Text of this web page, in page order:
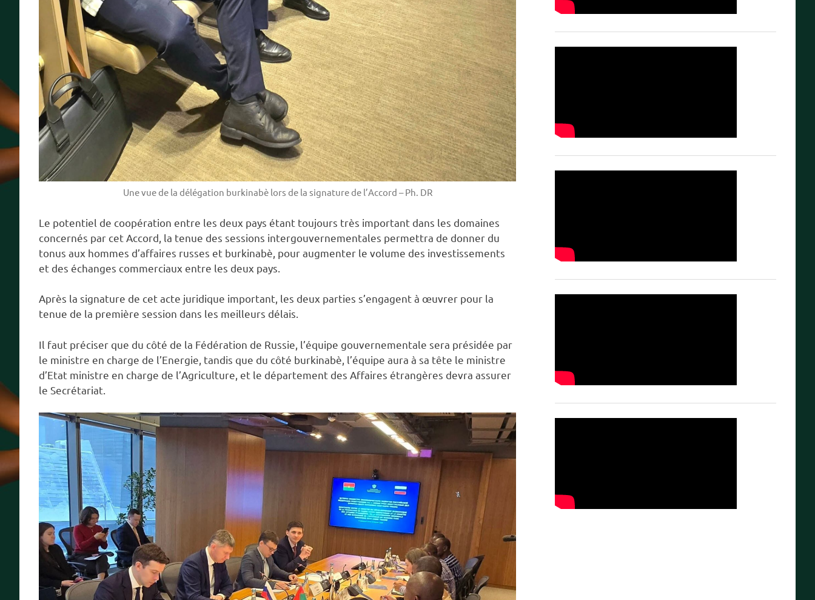
Une vue de la délégation burkinabè lors de la signature de l’Accord – Ph. DR
Le potentiel de coopération entre les deux pays étant toujours très important dans les domaines
concernés par cet Accord, la tenue des sessions intergouvernementales permettra de donner du
tonus aux hommes d’affaires russes et burkinabè, pour augmenter le volume des investissements
et des échanges commerciaux entre les deux pays.
Après la signature de cet acte juridique important, les deux parties s’engagent à œuvrer pour la
tenue de la première session dans les meilleurs délais.
Il faut préciser que du côté de la Fédération de Russie, l’équipe gouvernementale sera présidée par
le ministre en charge de l’Energie, tandis que du côté burkinabè, l’équipe aura à sa tête le ministre
d’Etat ministre en charge de l’Agriculture, et le département des Affaires étrangères devra assurer
le Secrétariat.